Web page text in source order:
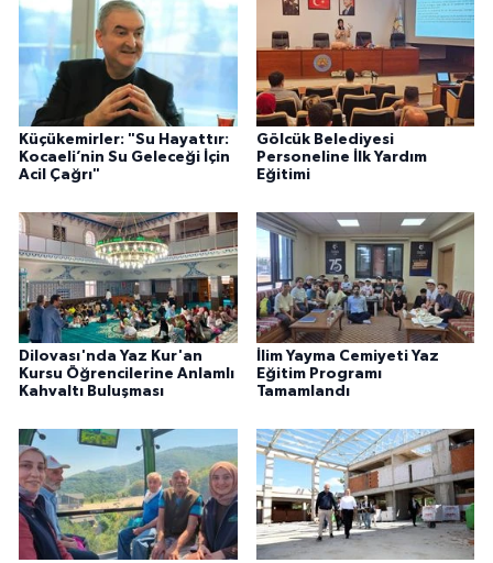
Küçükemirler: "Su Hayattır:
Kocaeli’nin Su Geleceği İçin
Acil Çağrı"
Gölcük Belediyesi
Personeline İlk Yardım
Eğitimi
Dilovası'nda Yaz Kur'an
Kursu Öğrencilerine Anlamlı
Kahvaltı Buluşması
İlim Yayma Cemiyeti Yaz
Eğitim Programı
Tamamlandı